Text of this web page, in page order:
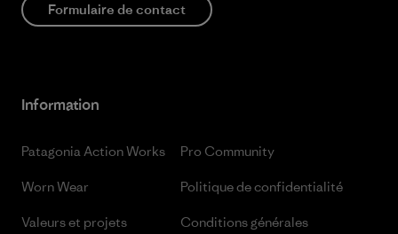
Formulaire de contact
Information
Patagonia Action Works
Worn Wear
Valeurs et projets
Pro Community
Politique de confidentialité
Conditions générales